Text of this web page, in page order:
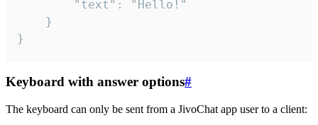
}
Keyboard with answer options#
The keyboard can only be sent from a JivoChat app user to a client: